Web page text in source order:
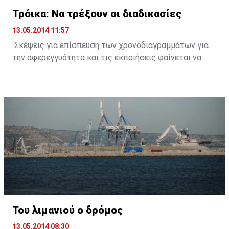
δίωξη και τιμωρία των όσων ενέχονται στο έγκλημα
κατά της οικονομίας του τόπου».
Τρόικα: Να τρέξουν οι διαδικασίες
13.05.2014 11:57
Σκέψεις για επίσπευση των χρονοδιαγραμμάτων για
την αφερεγγυότητα και τις εκποιήσεις φαίνεται να
Πηγές από την Τρόικα δήλωσαν στο ΚΥΠΕ πως τόσο οι
μακροοικονομικές όσο και οι δημοσιονομικές
εξελίξεις είναι καλύτερες απ` ότι ανέμεναν οι
δανειστές και ως εκ τούτου δεν δικαιολογείται η
αύξηση των ΜΕΔ.
Οι δανειολήπτες, εκτιμάται, φαίνεται ότι έχουν
επαναπαυτεί από το ότι το νέο θεσμικό πλαίσιο τόσο
για τις εκποιήσεις όσο και για την αφερεγγυότητα
Του λιμανιού ο δρόμος
13.05.2014 08:30